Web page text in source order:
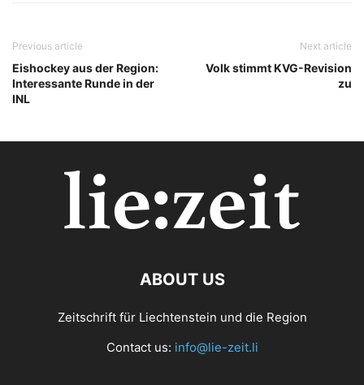
Previous article
Eishockey aus der Region:
Interessante Runde in der
INL
Next article
Volk stimmt KVG-Revision
zu
ABOUT US
Zeitschrift für Liechtenstein und die Region
Contact us: info@lie-zeit.li